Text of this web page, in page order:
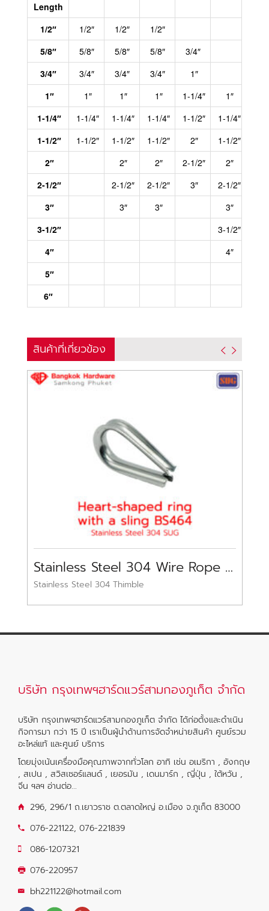
Length
1/2″
1/2″ 1/2″
1/2″
5/8″
5/8″ 5/8″ 5/8″
3/4″
3/4″
3/4″ 3/4″ 3/4″
1″
1″
1″ 1″ 1″ 1-1/4″ 1″
1-1/4″
1-1/4″ 1-1/4″ 1-1/4″ 1-1/2″ 1-1/4″
1-1/2″
1-1/2″ 1-1/2″ 1-1/2″ 2″ 1-1/2″
2″
2″ 2″ 2-1/2″ 2″
2-1/2″
2-1/2″ 2-1/2″ 3″ 2-1/2″
3″
3″ 3″ 3″
3-1/2″
3-1/2″
4″
4″
5″
6″
สินค้าที่เกี่ยวข้อง
Stainless Steel 304 Wire Rope Thimble BS464 SUG
Stainless Steel 304 Thimble
บริษัท กรุงเทพฯฮาร์ดแวร์สามกองภูเก็ต จำกัด
บริษัท กรุงเทพฯฮาร์ดแวร์สามกองภูเก็ต จำกัด ได้ก่อตั้งและดำเนิน
กิจการมา กว่า 15 ปี เราเป็นผู้นำด้านการจัดจำหน่ายสินค้า ศูนย์รวม
อะไหล่แท้ และศูนย์ บริการ
โดยมุ่งเน้นเครื่องมือคุณภาพจากทั่วโลก อาทิ เช่น อเมริกา , อังกฤษ
, สเปน , สวิสเซอร์แลนด์ , เยอรมัน , เดนมาร์ก , ญี่ปุ่น , ใต้หวัน ,
จีน ฯลฯ อ่านต่อ...
296, 296/1 ถ.เยาวราช ต.ตลาดใหญ่ อ.เมือง จ.ภูเก็ต 83000
076-221122, 076-221839
086-1207321
076-220957
bh221122@hotmail.com